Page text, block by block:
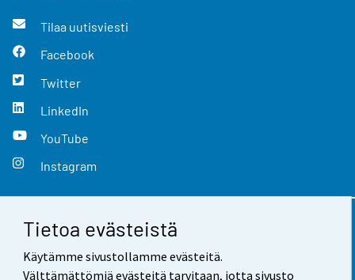
Tietoa evästeistä
Käytämme sivustollamme evästeitä.
Välttämättömiä evästeitä tarvitaan, jotta sivusto
Tilaa uutisviesti
Facebook
Twitter
LinkedIn
YouTube
Instagram
Yhteystiedot
Palaute